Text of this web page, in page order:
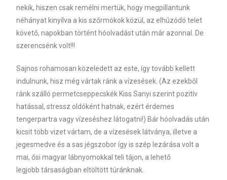
nekik, hiszen csak remélni mertük, hogy megpillantunk
néhányat kinyílva a kis szőrmókok közül, az elhúzódó telet
követő, napokban történt hóolvadást után már azonnal. De
szerencsénk volt!!!
Sajnos rohamosan közeledett az este, így tovább kellett
indulnunk, hisz még vártak ránk a vízesések. (Az ezekből
ránk szálló permetcseppecskék Kiss Sanyi szerint pozitív
hatással, stressz oldóként hatnak, ezért érdemes
tengerpartra vagy vízeséshez látogatni!) Bár hóolvadás után
kicsit több vizet vártam, de a vízesések látványa, illetve a
jegesmedve és a sas jégszobor így is szép lezárása volt a
mai, ősi magyar lábnyomokkal teli tájon, a lehető
legjobb társaságban eltöltött túránknak.